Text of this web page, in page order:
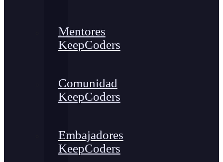
Mentores
KeepCoders
Comunidad
KeepCoders
Embajadores
KeepCoders